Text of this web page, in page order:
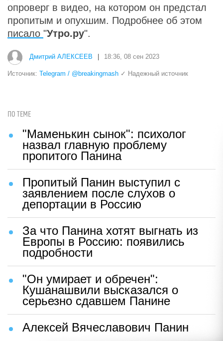
опроверг в видео, на котором он предстал
пропитым и опухшим. Подробнее об этом
писало "Утро.ру".
Дмитрий АЛЕКСЕЕВ 18:36, 08 сен 2023
Источник: Telegram / @breakingmash ✓ Надежный источник
ПО ТЕМЕ
"Маменькин сынок": психолог
назвал главную проблему
пропитого Панина
Пропитый Панин выступил с
заявлением после слухов о
депортации в Россию
За что Панина хотят выгнать из
Европы в Россию: появились
подробности
"Он умирает и обречен":
Кушанашвили высказался о
серьезно сдавшем Панине
Алексей Вячеславович Панин